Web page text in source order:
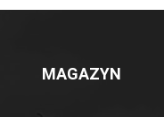
MAGAZYN